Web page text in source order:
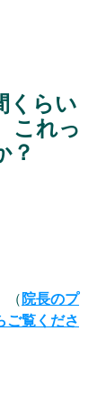
くらい
これっ
？
（ 院長のプ
ご覧くださ